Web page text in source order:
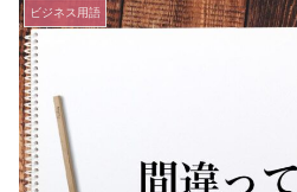
ビジネス用語